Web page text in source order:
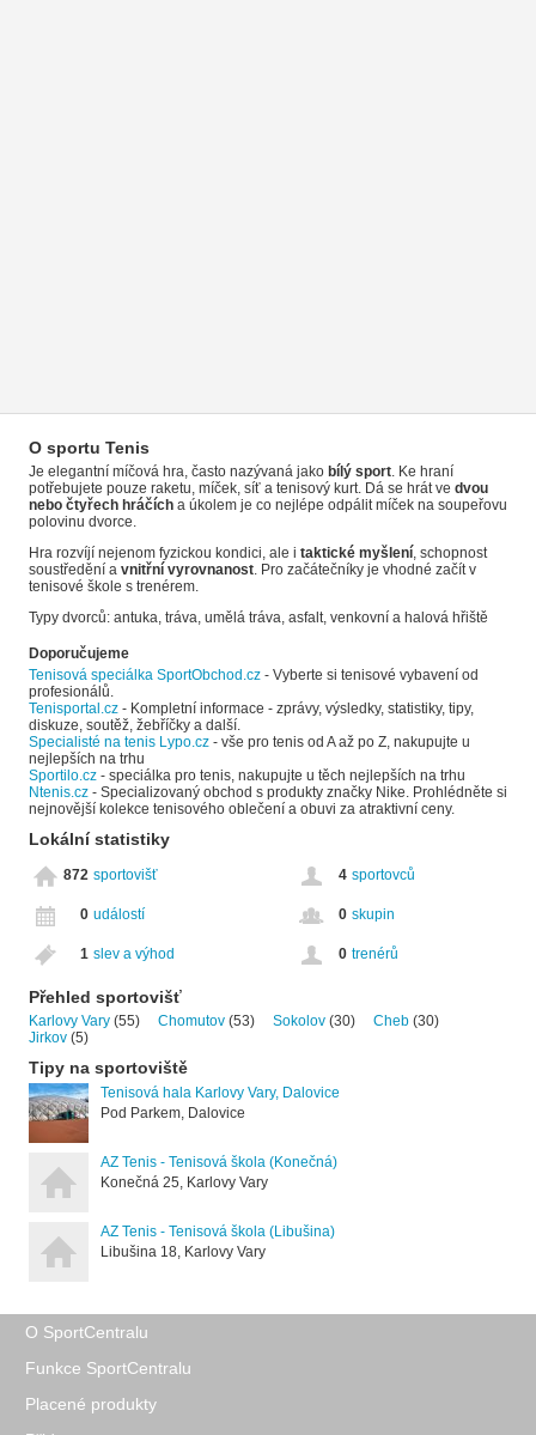
O sportu Tenis
Je elegantní míčová hra, často nazývaná jako bílý sport . Ke hraní
potřebujete pouze raketu, míček, síť a tenisový kurt. Dá se hrát ve dvou
nebo čtyřech hráčích a úkolem je co nejlépe odpálit míček na soupeřovu
polovinu dvorce.
Hra rozvíjí nejenom fyzickou kondici, ale i taktické myšlení , schopnost
soustředění a vnitřní vyrovnanost . Pro začátečníky je vhodné začít v
tenisové škole s trenérem.
Typy dvorců: antuka, tráva, umělá tráva, asfalt, venkovní a halová hřiště
Doporučujeme
Tenisová speciálka SportObchod.cz - Vyberte si tenisové vybavení od
profesionálů.
Tenisportal.cz - Kompletní informace - zprávy, výsledky, statistiky, tipy,
diskuze, soutěž, žebříčky a další.
Specialisté na tenis Lypo.cz - vše pro tenis od A až po Z, nakupujte u
nejlepších na trhu
Sportilo.cz - speciálka pro tenis, nakupujte u těch nejlepších na trhu
Ntenis.cz - Specializovaný obchod s produkty značky Nike. Prohlédněte si
nejnovější kolekce tenisového oblečení a obuvi za atraktivní ceny.
Lokální statistiky
872 sportovišť 4 sportovců
0 událostí 0 skupin
1 slev a výhod 0 trenérů
Přehled sportovišť
Karlovy Vary (55) Chomutov (53) Sokolov (30) Cheb (30)
Jirkov (5)
Tipy na sportoviště
Tenisová hala Karlovy Vary, Dalovice
Pod Parkem, Dalovice
AZ Tenis - Tenisová škola (Konečná)
Konečná 25, Karlovy Vary
AZ Tenis - Tenisová škola (Libušina)
Libušina 18, Karlovy Vary
O SportCentralu
Funkce SportCentralu
Placené produkty